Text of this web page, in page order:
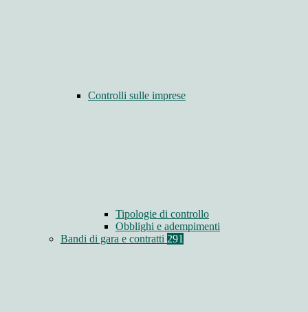
Controlli sulle imprese
Tipologie di controllo
Obblighi e adempimenti
Bandi di gara e contratti 291